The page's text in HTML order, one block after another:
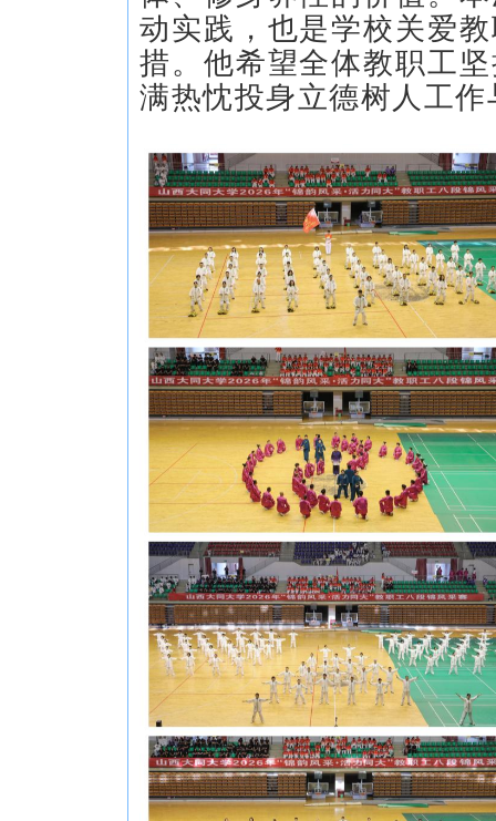
动实践，也是学校关爱
措。他希望全体教职工
满热忱投身立德树人工